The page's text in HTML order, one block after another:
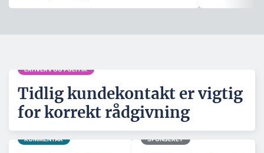
ERHVERV OG POLITIK
Tidlig kundekontakt er vigtig
for korrekt rådgivning
KOMMENTAR SPONSERET